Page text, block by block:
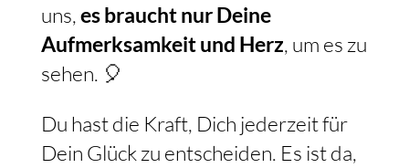
uns, es braucht nur Deine
Aufmerksamkeit und Herz, um es zu
sehen. 🎈
Du hast die Kraft, Dich jederzeit für
Dein Glück zu entscheiden. Es ist da,